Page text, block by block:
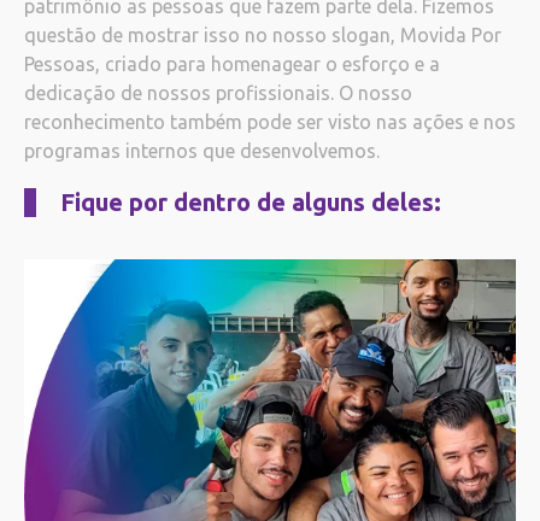
patrimônio as pessoas que fazem parte dela. Fizemos
questão de mostrar isso no nosso slogan, Movida Por
Pessoas, criado para homenagear o esforço e a
dedicação de nossos profissionais. O nosso
reconhecimento também pode ser visto nas ações e nos
programas internos que desenvolvemos.
Fique por dentro de alguns deles: